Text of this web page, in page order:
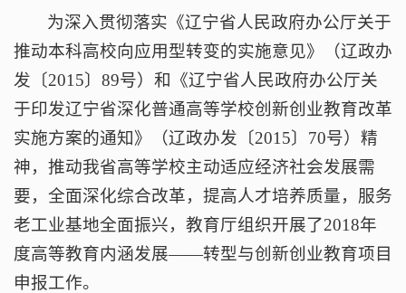
为深入贯彻落实《辽宁省人民政府办公厅关于
推动本科高校向应用型转变的实施意见》（辽政办
发〔2015〕89号）和《辽宁省人民政府办公厅关
于印发辽宁省深化普通高等学校创新创业教育改革
实施方案的通知》（辽政办发〔2015〕70号）精
神，推动我省高等学校主动适应经济社会发展需
要，全面深化综合改革，提高人才培养质量，服务
老工业基地全面振兴，教育厅组织开展了2018年
度高等教育内涵发展——转型与创新创业教育项目
申报工作。